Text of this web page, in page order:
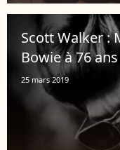
Scott Walker :
Bowie à 76 ans
25 mars 2019